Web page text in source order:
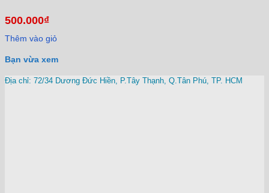
500.000₫
Thêm vào giỏ
Bạn vừa xem
Địa chỉ: 72/34 Dương Đức Hiền, P.Tây Thạnh, Q.Tân Phú, TP. HCM